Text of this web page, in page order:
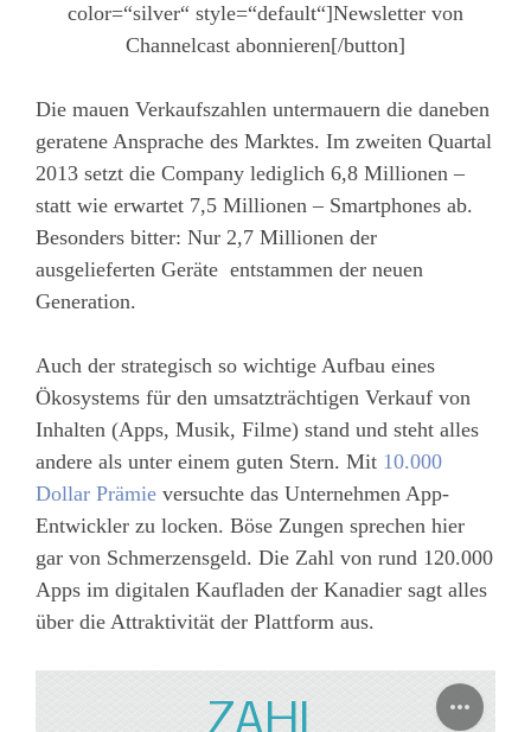
color=“silver“ style=“default“]Newsletter von
Channelcast abonnieren[/button]
Die mauen Verkaufszahlen untermauern die daneben
geratene Ansprache des Marktes. Im zweiten Quartal
2013 setzt die Company lediglich 6,8 Millionen –
statt wie erwartet 7,5 Millionen – Smartphones ab.
Besonders bitter: Nur 2,7 Millionen der
ausgelieferten Geräte entstammen der neuen
Generation.
Auch der strategisch so wichtige Aufbau eines
Ökosystems für den umsatzträchtigen Verkauf von
Inhalten (Apps, Musik, Filme) stand und steht alles
andere als unter einem guten Stern. Mit 10.000
Dollar Prämie versuchte das Unternehmen App-
Entwickler zu locken. Böse Zungen sprechen hier
gar von Schmerzensgeld. Die Zahl von rund 120.000
Apps im digitalen Kaufladen der Kanadier sagt alles
über die Attraktivität der Plattform aus.